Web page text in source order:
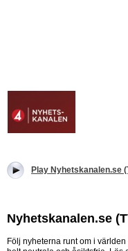
Play Nyhetskanalen.se
Nyhetskanalen.se
Följ nyheterna runt om i